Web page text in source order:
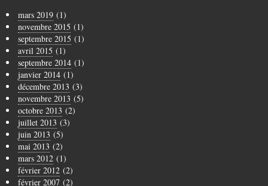
mars 2019 (1)
novembre 2015 (1)
septembre 2015 (1)
avril 2015 (1)
septembre 2014 (1)
janvier 2014 (1)
décembre 2013 (3)
novembre 2013 (5)
octobre 2013 (2)
juillet 2013 (3)
juin 2013 (5)
mai 2013 (2)
mars 2012 (1)
février 2012 (2)
février 2007 (2)